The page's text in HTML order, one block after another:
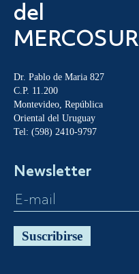
del
MERCOSUR
Dr. Pablo de Maria 827
C.P. 11.200
Montevideo, República
Oriental del Uruguay
Tel: (598) 2410-9797
Newsletter
Suscribirse